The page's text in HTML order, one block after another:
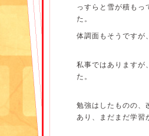
っすらと雪が積も
た。
体調面もそうですが
私事ではありますが
た。
勉強はしたものの、
あり、まだまだ学習